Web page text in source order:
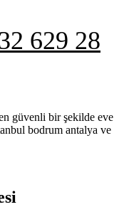
629 28
güvenli bir şekilde eve
bodrum antalya ve